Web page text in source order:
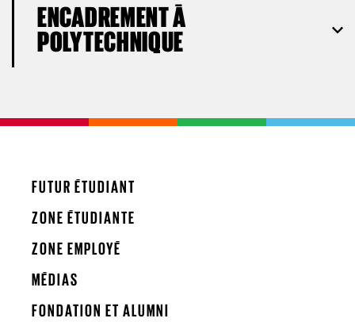
ENCADREMENT À
POLYTECHNIQUE
FUTUR ÉTUDIANT
ZONE ÉTUDIANTE
ZONE EMPLOYÉ
MÉDIAS
FONDATION ET ALUMNI